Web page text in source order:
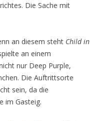
Die Sache mit
an diesem steht Child in
an einem
nur Deep Purple,
Die Auftrittsorte
sein, da die
im Gasteig.